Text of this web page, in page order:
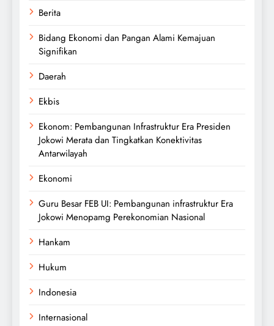
Berita
Bidang Ekonomi dan Pangan Alami Kemajuan
Signifikan
Daerah
Ekbis
Ekonom: Pembangunan Infrastruktur Era Presiden
Jokowi Merata dan Tingkatkan Konektivitas
Antarwilayah
Ekonomi
Guru Besar FEB UI: Pembangunan infrastruktur Era
Jokowi Menopamg Perekonomian Nasional
Hankam
Hukum
Indonesia
Internasional